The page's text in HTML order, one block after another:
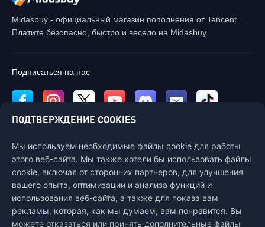
Midasbuy - официальный магазин пополнения от Tencent.
Платите безопасно, быстро и весело на Midasbuy.
Подписаться на нас
Связаться с нами
Если вам нужна помощь, пожалуйста, свяжитесь с нами, щелкнув
"Служба поддержки клиентов", чтобы связаться с нами.
Обслуживание
ПОДТВЕРЖДЕНИЕ COOKIES
Мы используем необходимые файлы cookie для работы
этого веб-сайта. Мы также хотели бы использовать файлы
cookie, включая от сторонних партнеров, для улучшения
вашего опыта, оптимизации и анализа функций и
использования веб-сайта, а также для показа вам
рекламы, которая, как мы думаем, вам понравится. Вы
можете отказаться или принять дополнительные файлы